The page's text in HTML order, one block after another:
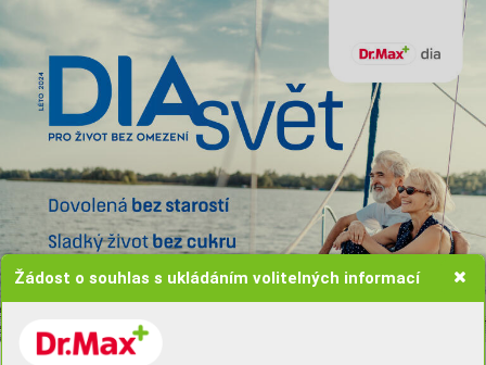
Žádost o souhlas s ukládáním volitelných informací